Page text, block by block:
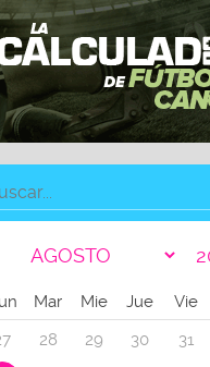
Mar Mie Jue Vie
28 29 30 31